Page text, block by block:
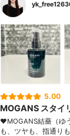
5.00
MOGANS スタイ
♥MOGANS結薔（ゆ
も、ツヤも、指通り